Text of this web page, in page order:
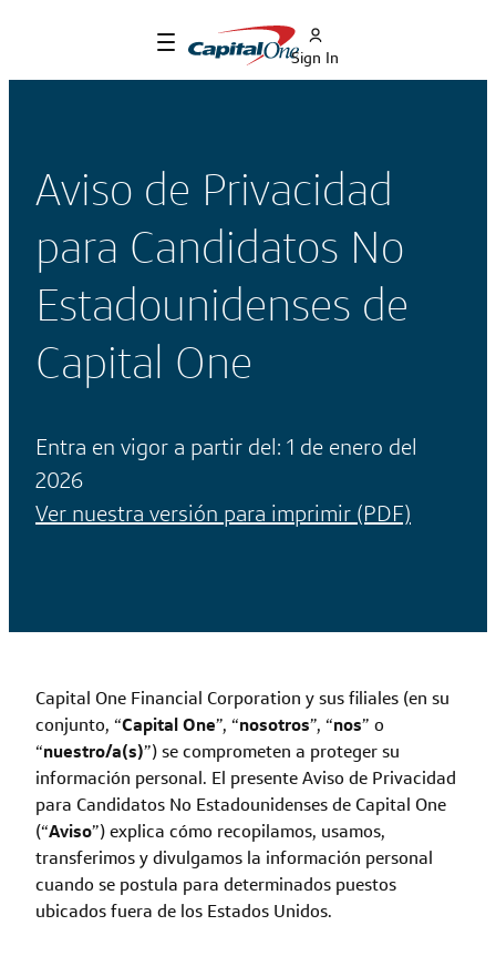
Sign In
Aviso de Privacidad
para Candidatos No
Estadounidenses de
Capital One
Entra en vigor a partir del: 1 de enero del
2026
Ver nuestra versión para imprimir (PDF)
Capital One Financial Corporation y sus filiales (en su
conjunto, “Capital One”, “nosotros”, “nos” o
“nuestro/a(s)”) se comprometen a proteger su
información personal. El presente Aviso de Privacidad
para Candidatos No Estadounidenses de Capital One
(“Aviso”) explica cómo recopilamos, usamos,
transferimos y divulgamos la información personal
cuando se postula para determinados puestos
ubicados fuera de los Estados Unidos.